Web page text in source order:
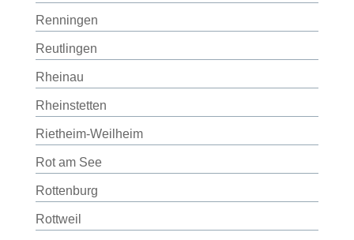
Renningen
Reutlingen
Rheinau
Rheinstetten
Rietheim-Weilheim
Rot am See
Rottenburg
Rottweil